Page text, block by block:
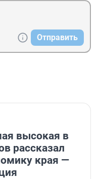
Отправить
высокая в
рассказал
края —